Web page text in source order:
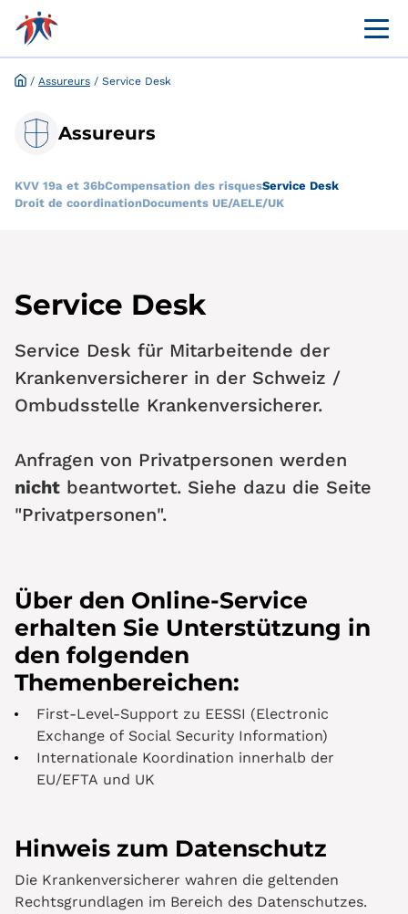
Menü
/ Assureurs / Service Desk
Assureurs
KVV 19a et 36bCompensation des risquesService Desk
Droit de coordinationDocuments UE/AELE/UK
Service Desk
Service Desk für Mitarbeitende der
Krankenversicherer in der Schweiz /
Ombudsstelle Krankenversicherer.
Anfragen von Privatpersonen werden
nicht beantwortet. Siehe dazu die Seite
"Privatpersonen".
Über den Online-Service
erhalten Sie Unterstützung in
den folgenden
Themenbereichen:
First-Level-Support zu EESSI (Electronic
Exchange of Social Security Information)
Internationale Koordination innerhalb der
EU/EFTA und UK
Hinweis zum Datenschutz
Die Krankenversicherer wahren die geltenden
Rechtsgrundlagen im Bereich des Datenschutzes.